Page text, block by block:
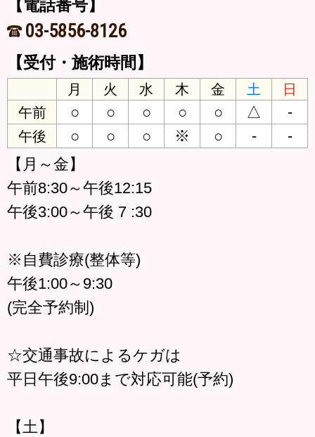
【電話番号】
03-5856-8126
【受付・施術時間】
月 火 水 木 金 土
日
午前
○ ○ ○ ○ ○ △ -
午後 ○ ○ ○ ※ ○ -
-
【月～金】
午前8:30～午後12:15
午後3:00～午後 7 :30
※自費診療(整体等)
午後1:00～9:30
(完全予約制)
☆交通事故によるケガは
平日午後9:00まで対応可能(予約)
【土】